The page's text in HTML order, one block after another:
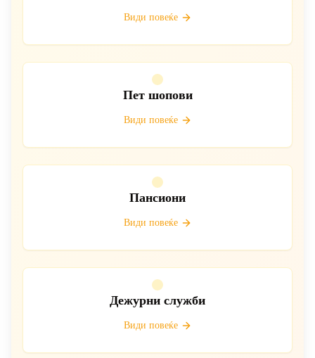
Види повеќе
Пет шопови
Види повеќе
Пансиони
Види повеќе
Дежурни служби
Види повеќе